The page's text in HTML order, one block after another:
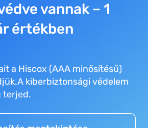
vannak – 1
értékben
a Hiscox (AAA minősítésű)
kiberbiztonsági védelem
terjed.